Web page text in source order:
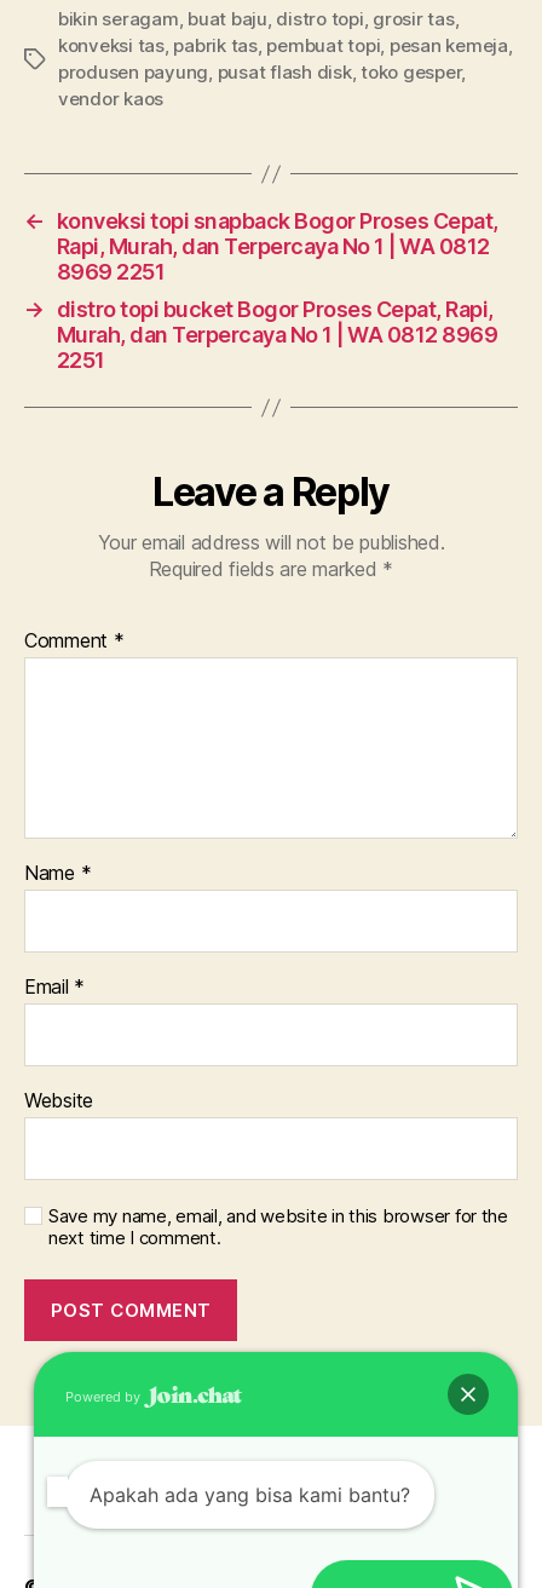
Tags
bikin seragam, buat baju, distro topi, grosir tas,
konveksi tas, pabrik tas, pembuat topi, pesan kemeja,
produsen payung, pusat flash disk,toko gesper,
vendor kaos
←
konveksi topi snapback Bogor Proses Cepat,
Rapi, Murah, dan Terpercaya No 1 | WA 0812
8969 2251
→
distro topi bucket Bogor Proses Cepat, Rapi,
Murah, dan Terpercaya No 1 | WA 0812 8969
2251
Leave a Reply
Your email address will not be published.
Required fields are marked *
Comment *
Name *
Email *
Website
Save my name, email, and website in this browser for the
next time I comment.
Powered by
Apakah ada yang bisa kami bantu?